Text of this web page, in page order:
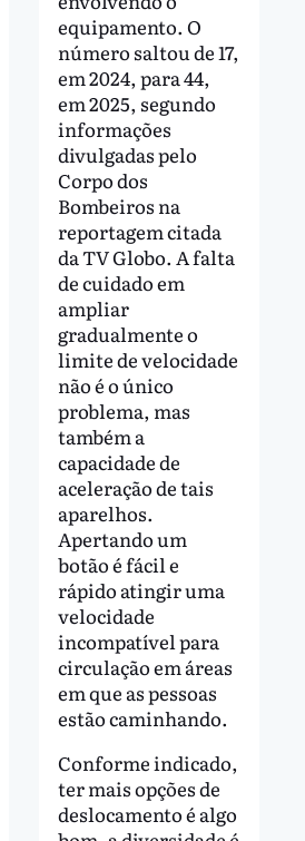
equipamento. O
número saltou de 17,
em 2024, para 44,
em 2025, segundo
informações
divulgadas pelo
Corpo dos
Bombeiros na
reportagem citada
da TV Globo. A falta
de cuidado em
ampliar
gradualmente o
limite de velocidade
não é o único
problema, mas
também a
capacidade de
aceleração de tais
aparelhos.
Apertando um
botão é fácil e
rápido atingir uma
velocidade
incompatível para
circulação em áreas
em que as pessoas
estão caminhando.
Conforme indicado,
ter mais opções de
deslocamento é algo